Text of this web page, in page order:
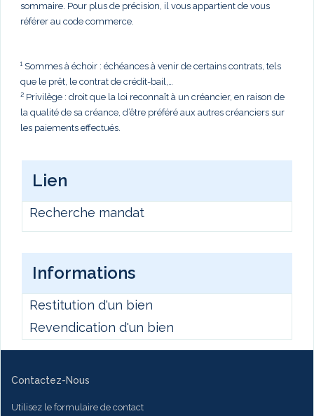
sommaire. Pour plus de précision, il vous appartient de vous
référer au code commerce.
¹ Sommes à échoir : échéances à venir de certains contrats, tels
que le prêt, le contrat de crédit-bail,…
² Privilège : droit que la loi reconnaît à un créancier, en raison de
la qualité de sa créance, d’être préféré aux autres créanciers sur
les paiements effectués.
Lien
Recherche mandat
Informations
Restitution d'un bien
Revendication d'un bien
Contactez-Nous
Utilisez le formulaire de contact